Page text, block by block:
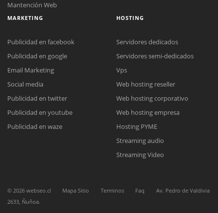
Reunión online
Nuestros ejecutivos le enviarán un correo electrónico con el enlace a
Meet para la reunión online.
Cotización
Chat Online
Todos nuestros ejecutivos están fuera de línea. Complete el formulario
Mantención Web
MARKETING
Publicidad en facebook
Publicidad en google
Email Marketing
Social media
Publicidad en twitter
Publicidad en youtube
Publicidad en waze
HOSTING
Servidores dedicados
Servidores semi-dedicados
Vps
Web hosting reseller
Web hosting corporativo
Web hosting empresa
Hosting PYME
Streaming audio
Streaming Video
© 2026 webseo.cl Mapa Sitio Terminos Faq
Av. Pedro de Valdivia
2633, Ñuñoa.